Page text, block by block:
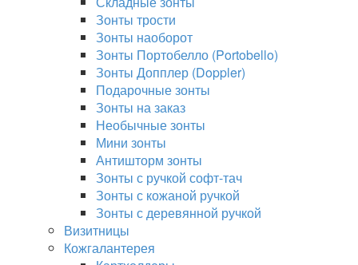
Зонты трости
Зонты наоборот
Зонты Портобелло (Portobello)
Зонты Допплер (Doppler)
Подарочные зонты
Зонты на заказ
Необычные зонты
Мини зонты
Антишторм зонты
Зонты с ручкой софт-тач
Зонты с кожаной ручкой
Зонты с деревянной ручкой
Визитницы
Кожгалантерея